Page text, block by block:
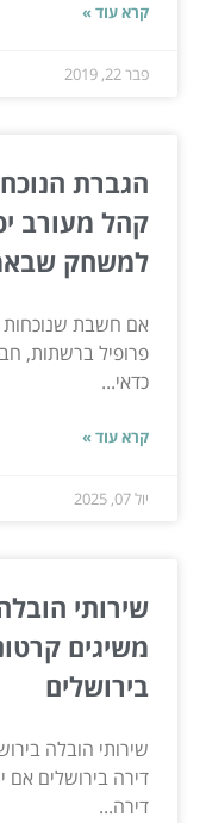
קרא עוד »
פבר 22, 2019
הגברת
קהל מעורב
למשחק
אם חשבת שנוכחות
פרופיל ברשתות,
כדאי...
קרא עוד »
יול 07, 2025
שירותי
משיגים
בירושלים
שירותי הובלה
דירה בירושלים
דירה...